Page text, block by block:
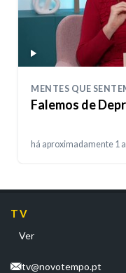
MENTES QUE
Falemos de
há aproximadamente 1
TV
Ver
tv@novotempo.pt